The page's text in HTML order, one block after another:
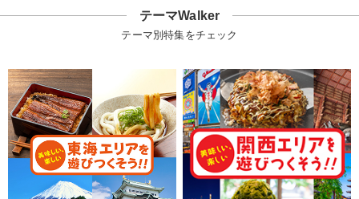
テーマWalker
テーマ別特集をチェック